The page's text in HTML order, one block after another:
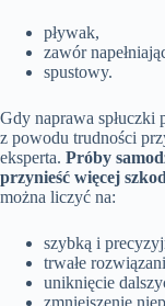
pływak,
zawór
spustowy.
Gdy naprawa spłuczki
z powodu trudności
eksperta. Próby
przynieść więcej
można liczyć na:
szybką i
trwałe
uniknięcie